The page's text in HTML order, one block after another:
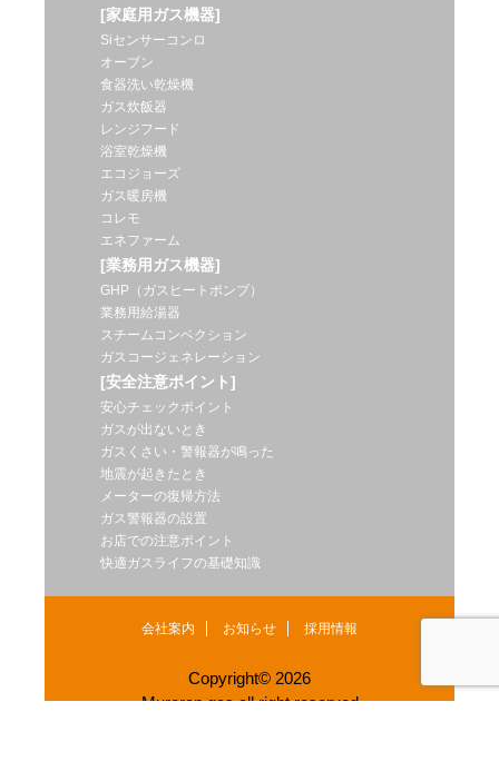
[家庭用ガス機器]
Siセンサーコンロ
オーブン
食器洗い乾燥機
ガス炊飯器
レンジフード
浴室乾燥機
エコジョーズ
ガス暖房機
コレモ
エネファーム
[業務用ガス機器]
GHP（ガスヒートポンプ）
業務用給湯器
スチームコンベクション
ガスコージェネレーション
[安全注意ポイント]
安心チェックポイント
ガスが出ないとき
ガスくさい・警報器が鳴った
地震が起きたとき
メーターの復帰方法
ガス警報器の設置
お店での注意ポイント
快適ガスライフの基礎知識
会社案内 お知らせ 採用情報
Copyright© 2026
Muroran gas.all right reserved